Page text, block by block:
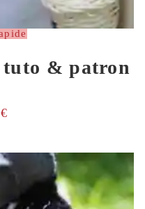
tuto & patron
€